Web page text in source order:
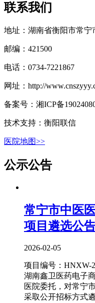
联系我们
地址：湖南省衡阳市常宁
邮编：421500
电话：0734-7221867
网址：http://
备案号：湘ICP备
技术支持：衡阳联信
医院地图>>
公示公告
常宁市中医
项目遴选公
2026-02-05
项目编号：HNXW-
湖南鑫卫医药电子
医院委托，对常宁
采取公开招标方式